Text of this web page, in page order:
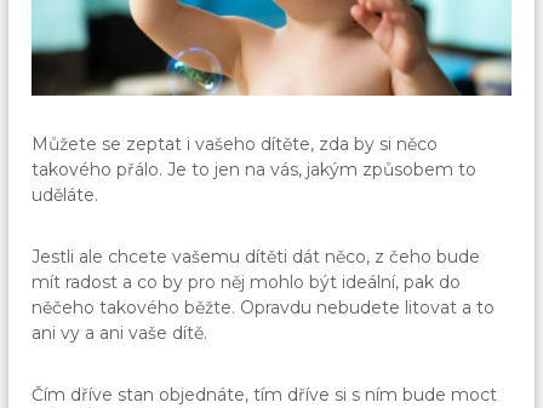
Můžete se zeptat i vašeho dítěte, zda by si něco
takového přálo. Je to jen na vás, jakým způsobem to
uděláte.
Jestli ale chcete vašemu dítěti dát něco, z čeho bude
mít radost a co by pro něj mohlo být ideální, pak do
něčeho takového běžte. Opravdu nebudete litovat a to
ani vy a ani vaše dítě.
Čím dříve stan objednáte, tím dříve si s ním bude moct